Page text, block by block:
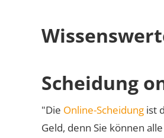
Scheidung
"Die Online-Scheidung ist
Geld, denn Sie können